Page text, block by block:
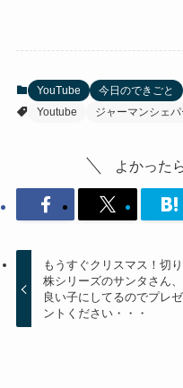
YouTube
今日のできごと
Youtube
ジャーマンシェパ
よかった
もうすぐクリスマス！切り
株シリーズのサンタさん、
良い子にしてるのでプレゼ
ントください・・・